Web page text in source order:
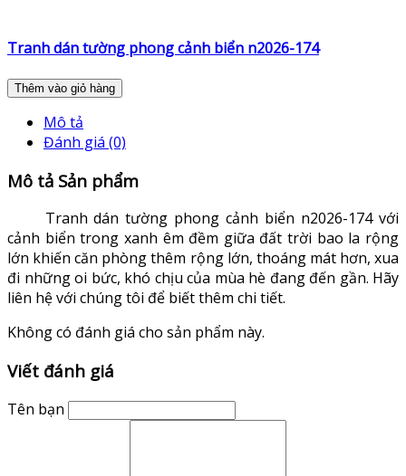
Tranh dán tường phong cảnh biển n2026-174
Thêm vào giỏ hàng
Mô tả
Đánh giá (0)
Mô tả Sản phẩm
Tranh dán tường phong cảnh biển n2026-174 với
cảnh biển trong xanh êm đềm giữa đất trời bao la rộng
lớn khiến căn phòng thêm rộng lớn, thoáng mát hơn, xua
đi những oi bức, khó chịu của mùa hè đang đến gần. Hãy
liên hệ với chúng tôi để biết thêm chi tiết.
Không có đánh giá cho sản phẩm này.
Viết đánh giá
Tên bạn